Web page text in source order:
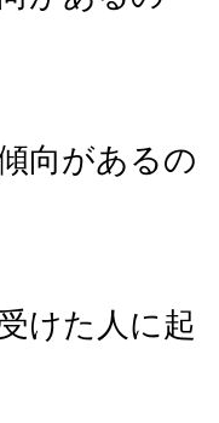
向があるの
けた人に起